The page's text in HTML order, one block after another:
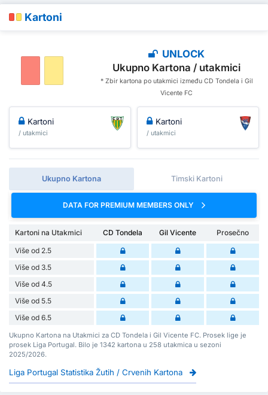
Kartoni
UNLOCK
Ukupno Kartona / utakmici
* Zbir kartona po utakmici između CD Tondela i Gil
Vicente FC
Kartoni
/ utakmici
Kartoni
/ utakmici
Ukupno Kartona Timski Kartoni
DATA FOR PREMIUM MEMBERS ONLY
Kartoni na Utakmici CD Tondela Gil Vicente
Prosečno
Više od 2.5
Više od 3.5
Više od 4.5
Više od 5.5
Više od 6.5
Ukupno Kartona na Utakmici za CD Tondela i Gil Vicente FC. Prosek lige je
prosek Liga Portugal. Bilo je 1342 kartona u 258 utakmica u sezoni
2025/2026.
Liga Portugal Statistika Žutih / Crvenih Kartona